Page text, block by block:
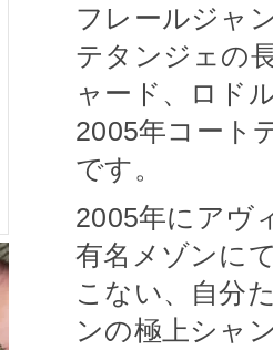
フレールジャ
テタンジェの
ャード、ロド
2005年コート
です。
2005年にアヴ
有名メゾンに
こない、自分
ンの極上シャ